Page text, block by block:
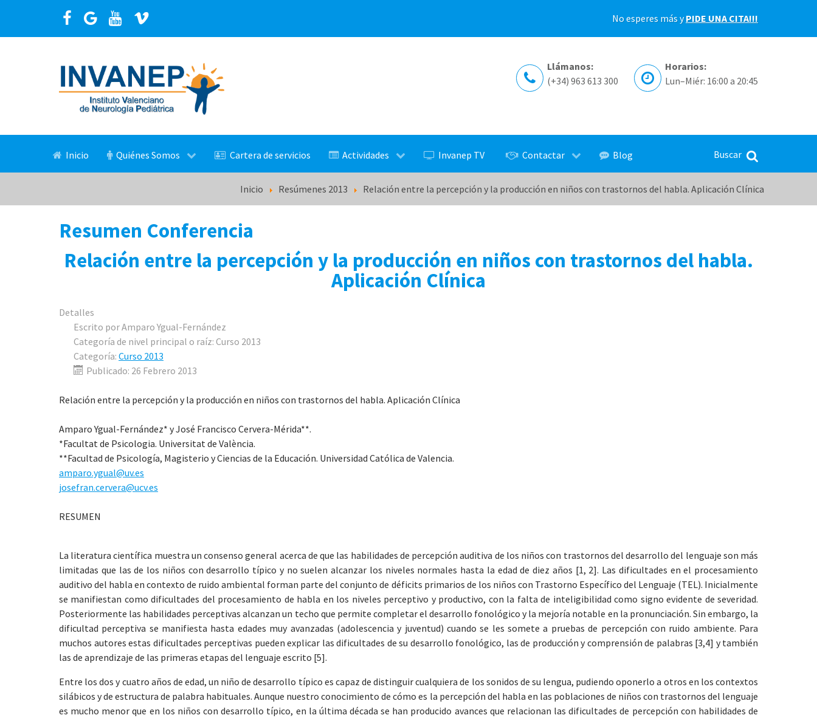
No esperes más yPIDE UNA CITA!!!
Llámanos:
(+34) 963 613 300
Horarios:
Lun–Miér: 16:00 a 20:45
Inicio Quiénes Somos Cartera de servicios Actividades Invanep TV Contactar Blog
Inicio Resúmenes 2013 Relación entre la percepción y la producción en niños con trastornos del habla. Aplicación Clínica
Resumen Conferencia
Relación entre la percepción y la producción en niños con trastornos del habla.
Aplicación Clínica
Detalles
Escrito porAmparo Ygual-Fernández
Categoría de nivel principal o raíz: Curso 2013
Categoría: Curso 2013
Publicado: 26 Febrero 2013
Relación entre la percepción y la producción en niños con trastornos del habla. Aplicación Clínica
Amparo Ygual-Fernández* y José Francisco Cervera-Mérida**.
*Facultat de Psicologia. Universitat de València.
**Facultad de Psicología, Magisterio y Ciencias de la Educación. Universidad Católica de Valencia.
amparo.ygual@uv.es
josefran.cervera@ucv.es
RESUMEN
La literatura científica muestra un consenso general acerca de que las habilidades de percepción auditiva de los niños con trastornos del desarrollo del lenguaje son más
limitadas que las de los niños con desarrollo típico y no suelen alcanzar los niveles normales hasta la edad de diez años [1, 2]. Las dificultades en el procesamiento
auditivo del habla en contexto de ruido ambiental forman parte del conjunto de déficits primarios de los niños con Trastorno Específico del Lenguaje (TEL). Inicialmente
se manifiestan como dificultades del procesamiento de habla en los niveles perceptivo y productivo, con la falta de inteligibilidad como signo evidente de severidad.
Posteriormente las habilidades perceptivas alcanzan un techo que permite completar el desarrollo fonológico y la mejoría notable en la pronunciación. Sin embargo, la
dificultad perceptiva se manifiesta hasta edades muy avanzadas (adolescencia y juventud) cuando se les somete a pruebas de percepción con ruido ambiente. Para
muchos autores estas dificultades perceptivas pueden explicar las dificultades de su desarrollo fonológico, las de producción y comprensión de palabras [3,4] y también
las de aprendizaje de las primeras etapas del lenguaje escrito [5].
Entre los dos y cuatro años de edad, un niño de desarrollo típico es capaz de distinguir cualquiera de los sonidos de su lengua, pudiendo oponerlo a otros en los contextos
silábicos y de estructura de palabra habituales. Aunque nuestro conocimiento de cómo es la percepción del habla en las poblaciones de niños con trastornos del lenguaje
es mucho menor que en los niños con desarrollo típico, en la última década se han producido avances que relacionan las dificultades de percepción con habilidades de